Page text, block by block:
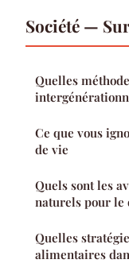
Société —
Quelles
Ce que vous
de vie
Quels sont les
naturels pour le
Quelles
alimentaires